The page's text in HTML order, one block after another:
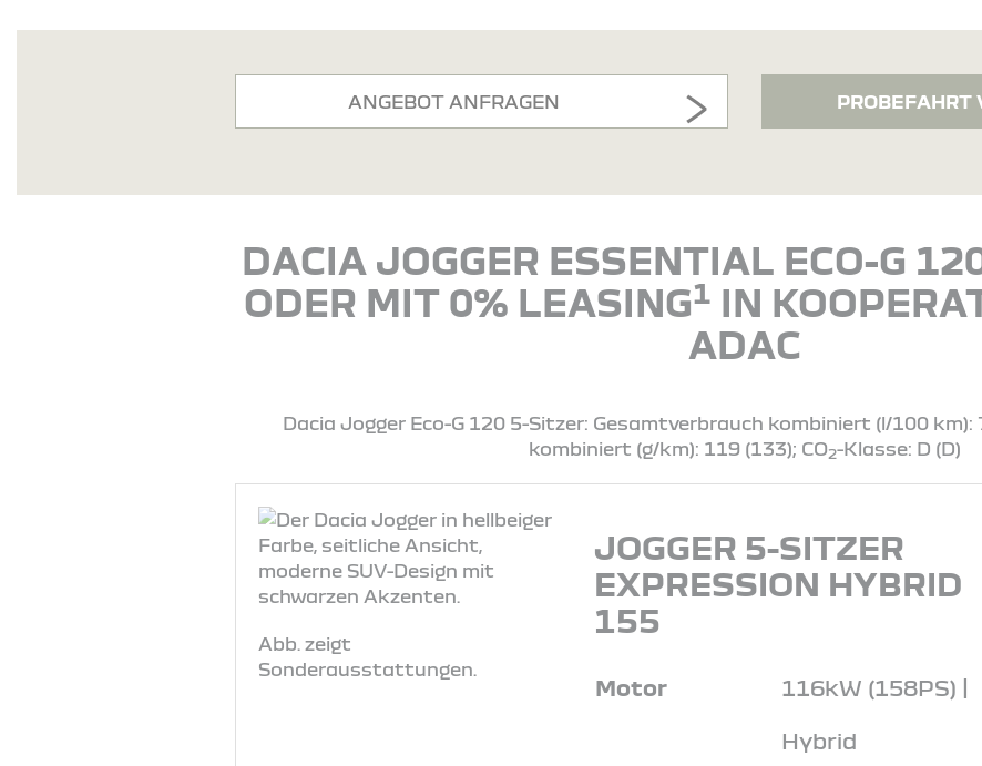
ANGEBOT ANFRAGEN PROBEFAHRT
DACIA JOGGER ESSENTIAL ECO-G
ODER MIT 0% LEASING1 IN
ADAC
Dacia Jogger Eco-G 120 5-Sitzer: Gesamtverbrauch kombiniert (l/100 km):
kombiniert (g/km): 119 (133); CO2-Klasse: D (D)
Abb. zeigt
Sonderausstattungen.
JOGGER 5-SITZER
EXPRESSION HYBRID
155
Motor 116kW (158PS) |
Hybrid